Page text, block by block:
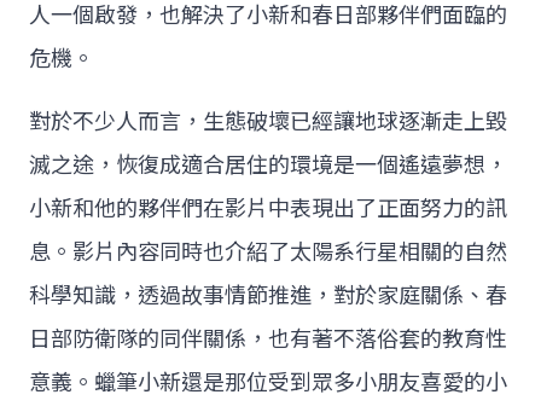
人一個啟發，也解決了小新和春日部夥伴們面臨的
危機。
對於不少人而言，生態破壞已經讓地球逐漸走上毀
滅之途，恢復成適合居住的環境是一個遙遠夢想，
小新和他的夥伴們在影片中表現出了正面努力的訊
息。影片內容同時也介紹了太陽系行星相關的自然
科學知識，透過故事情節推進，對於家庭關係、春
日部防衛隊的同伴關係，也有著不落俗套的教育性
意義。蠟筆小新還是那位受到眾多小朋友喜愛的小